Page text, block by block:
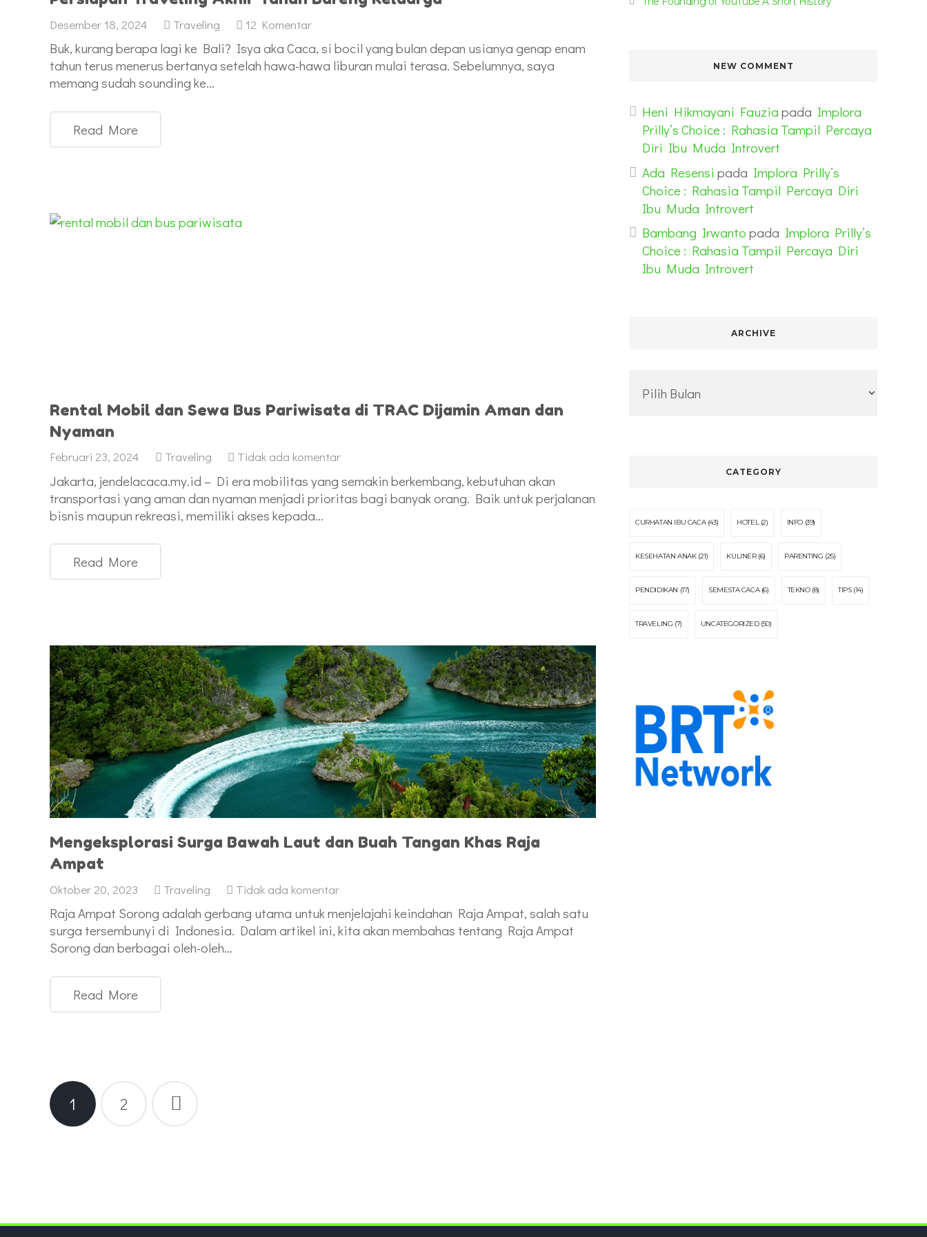
Desember 18, 2024 Traveling 12 Komentar
Buk, kurang berapa lagi ke Bali? Isya aka Caca, si bocil yang bulan depan usianya genap enam
tahun terus menerus bertanya setelah hawa-hawa liburan mulai terasa. Sebelumnya, saya
memang sudah sounding ke…
Read More
Rental Mobil dan Sewa Bus Pariwisata di TRAC Dijamin Aman dan
Nyaman
Februari 23, 2024 Traveling Tidak ada komentar
Jakarta, jendelacaca.my.id – Di era mobilitas yang semakin berkembang, kebutuhan akan
transportasi yang aman dan nyaman menjadi prioritas bagi banyak orang. Baik untuk perjalanan
bisnis maupun rekreasi, memiliki akses kepada…
Read More
Mengeksplorasi Surga Bawah Laut dan Buah Tangan Khas Raja
Ampat
Oktober 20, 2023 Traveling Tidak ada komentar
Raja Ampat Sorong adalah gerbang utama untuk menjelajahi keindahan Raja Ampat, salah satu
surga tersembunyi di Indonesia. Dalam artikel ini, kita akan membahas tentang Raja Ampat
Sorong dan berbagai oleh-oleh…
Read More
Paginasi
pos
1 2
NEW COMMENT
Heni Hikmayani Fauzia pada Implora
Prilly’s Choice : Rahasia Tampil Percaya
Diri Ibu Muda Introvert
Ada Resensi pada Implora Prilly’s
Choice : Rahasia Tampil Percaya Diri
Ibu Muda Introvert
Bambang Irwanto pada Implora Prilly’s
Choice : Rahasia Tampil Percaya Diri
Ibu Muda Introvert
ARCHIVE
CATEGORY
CURHATAN IBU CACA(43) HOTEL(2) INFO (39)
KESEHATAN ANAK(21) KULINER(6) PARENTING (25)
PENDIDIKAN (17) SEMESTA CACA(6) TEKNO(8) TIPS(14)
TRAVELING (7) UNCATEGORIZED(50)